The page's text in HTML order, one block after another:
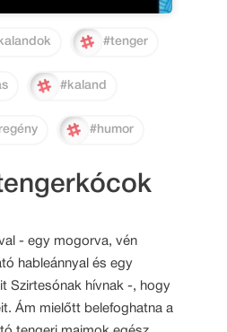
#tenger
#kaland
#humor
- egy mogorva, vén
hableánnyal és egy
Szirtesónak hívnak -, hogy
Ám mielőtt belefoghatna a